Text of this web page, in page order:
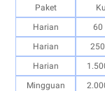
Paket
Harian
60
Harian
Harian
Mingguan